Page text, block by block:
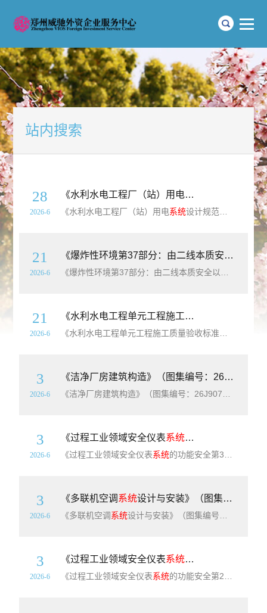
站内搜索
28
2026-6
《水利水电工程厂（站）用电系统 设计规范》
《水利水电工程厂（站）用电系统设计规范》（SL/T485-2025）【全文附高清无水印PDF+可编辑Word版下载】英文标准名称：Design specification for service power system of water resources and hydropower projects标准简介：为规
21
2026-6
《爆炸性环境第37部分：由二线本质安全以太网概念（2-WISE）保护的设备》（GB/Z3836.37-2025）【全文附高清无水印PDF+Word版下载】
21
2026-6
《水利水电工程单元工程施工质量验收标准第6部分：水轮发电机组及辅助设备
3
2026-6
《洁净厂房建筑构造》（图集编号：26J907）【高清无水印PDF版下载】
3
2026-6
《过程工业领域安全仪表系统的功能安全第3部
《过程工业领域安全仪表系统的功能安全第3部分：确定要求的安全完整性等级的指南》（GB/T21109.3-2026）【高清无水印PDF版下载】本文件给出了以下相关信息：风险的基本概念以及风险与安全完整性的关系(见A.4);可容忍风险的确定(见附录K);确定安全仪表功能(SIF)的安全完整性等级(SIL)的不同方法(见附录
3
2026-6
《多联机空调 系统设计与安装》（图集编号：26K506）【高清无水印PDF版下载】
《多联机空调系统设计与安装》（图集编号：26K506）【高清无水印PDF版下载】本图集适用于新建、改建、扩建的工业与民用建筑工程中多联机空调
3
2026-6
《过程工业领域安全仪表系统的功能安全第2部
《过程工业领域安全仪表系统的功能安全第2部分：GB/T21109.1-2022的应用指南》（GB/T21109.2-2023）【高清无水印PDF版下载】本文件提供了按GB/T21109.1一2022中定义的安全仪表功能及其相关的安全仪表